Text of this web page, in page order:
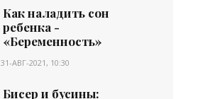
Как наладить сон
ребенка -
«Беременность»
31-АВГ-2021, 10:30
Бисер и бусины: